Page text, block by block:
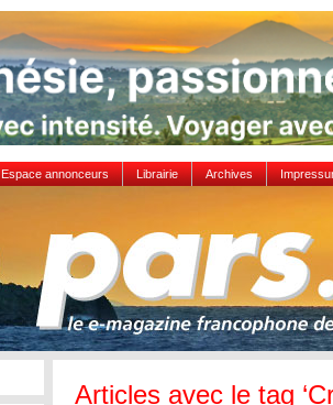
Espace annonceurs Librairie Archives
Articles avec le tag